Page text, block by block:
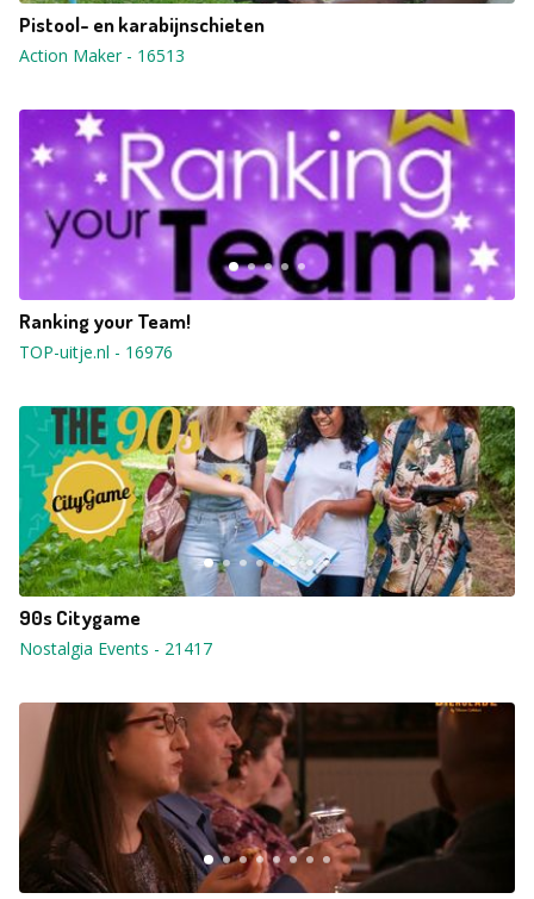
Pistool- en karabijnschieten
Action Maker- 16513
Ranking your Team!
TOP-uitje.nl - 16976
90s Citygame
Nostalgia Events - 21417